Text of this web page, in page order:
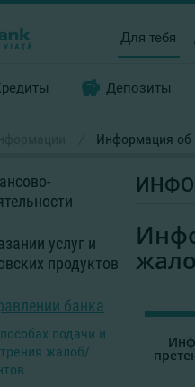
Для тебя
Депозиты
Информация об
услуг и
продуктов
банка
подачи и
жалоб/